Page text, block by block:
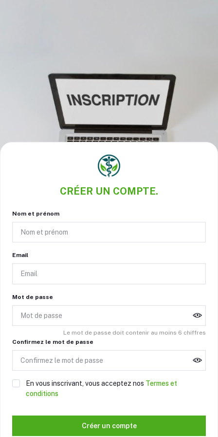
CRÉER UN COMPTE.
Nom et prénom
Email
Mot de passe
Le mot de passe doit contenir au moins 6 chiffres
Confirmez le mot de passe
En vous inscrivant, vous acceptez nos Termes et
conditions
Créer un compte